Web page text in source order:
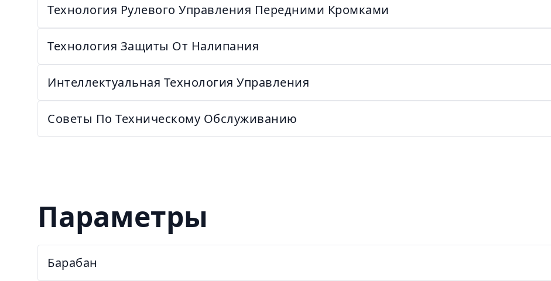
Технология Рулевого Управления Передними Кромками
Технология Защиты От Налипания
Интеллектуальная Технология Управления
Советы По Техническому Обслуживанию
Параметры
Барабан